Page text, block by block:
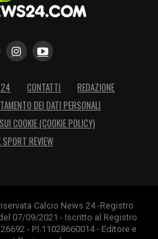
24 CONTATTI
REDAZIONE
DEI DATI PERSONALI
COOKIE (COOKIE POLICY)
SPORT REVIEW
Calcio News 24 -Registro
07/09/2021 - Iscritto al Registro
- P.I.11028660014 - Editore e